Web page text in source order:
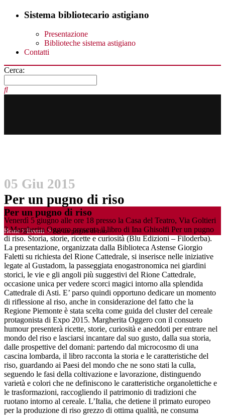
Sistema bibliotecario astigiano
Presentazione
Biblioteche sistema astigiano
Contatti
Cerca:
Per un pugno di riso
Home>Eventi >Per un pugno di riso
05 Giu 2015
Per un pugno di riso
Venerdì 5 giugno alle ore 18 presso la Casa del Teatro, Via Goltieri
3 Margherita Oggero presenta il libro di Ina Ghisolfi Per un pugno
di riso. Storia, storie, ricette e curiosità (Blu Edizioni – Filoderba).
La presentazione, organizzata dalla Biblioteca Astense Giorgio
Faletti su richiesta del Rione Cattedrale, si inserisce nelle iniziative
legate al Gustadom, la passeggiata enogastronomica nei giardini
storici, le vie e gli angoli più suggestivi del Rione Cattedrale,
occasione unica per vedere scorci magici intorno alla splendida
Cattedrale di Asti. E’ parso quindi opportuno dedicare un momento
di riflessione al riso, anche in considerazione del fatto che la
Regione Piemonte è stata scelta come guida del cluster deI cereale
protagonista di Expo 2015. Margherita Oggero con il consueto
humour presenterà ricette, storie, curiosità e aneddoti per entrare nel
mondo del riso e lasciarsi incantare dal suo gusto, dalla sua storia,
dalle prospettive del domani: partendo dal microcosmo di una
cascina lombarda, il libro racconta la storia e le caratteristiche del
riso, guardando ai Paesi del mondo che ne sono stati la culla,
seguendo le fasi della coltivazione e lavorazione, distinguendo
varietà e colori che ne definiscono le caratteristiche organolettiche e
le trasformazioni, raccogliendo il patrimonio di tradizioni che
ruotano intorno al cereale. L’Italia, che detiene il primato europeo
per la produzione di riso grezzo di ottima qualità, ne consuma